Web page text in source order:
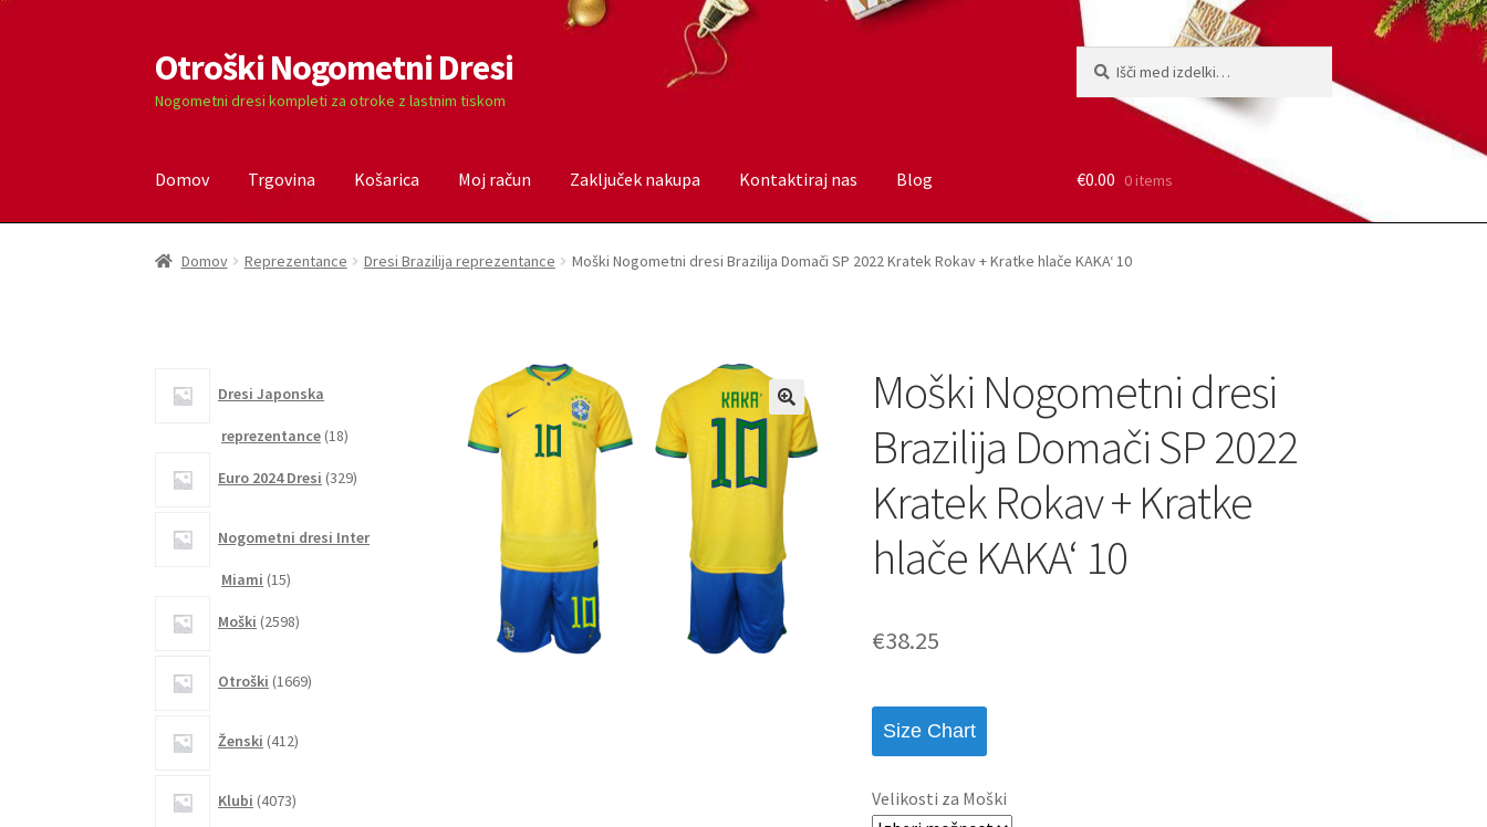
Skip
to
navigation
Skip
to
content
Otroški Nogometni Dresi
Nogometni dresi kompleti za otroke z lastnim tiskom
Domov Trgovina Košarica Moj račun Zaključek nakupa Kontaktiraj nas Blog
Domov BlogKontaktiraj nas KošaricaMoj račun Trgovina Zaključek nakupa
€0.00 0 items
Domov Reprezentance Dresi Brazilija reprezentance Moški Nogometni dresi Brazilija Domači SP 2022 Kratek Rokav + Kratke hlače KAKA‘ 10
Moški Nogometni dresi
Brazilija Domači SP 2022
Kratek Rokav + Kratke
hlače KAKA‘ 10
€38.25
Size Chart
Velikosti za Moški
Dresi Japonska
reprezentance 1818
Euro 2024 Dresi 329izdelkov
Nogometni dresi Inter
Miami 1515
Moški 2598izdelkov
Otroški 1669izdelkov
Ženski 412izdelkov
Klubi 4073izdelkov